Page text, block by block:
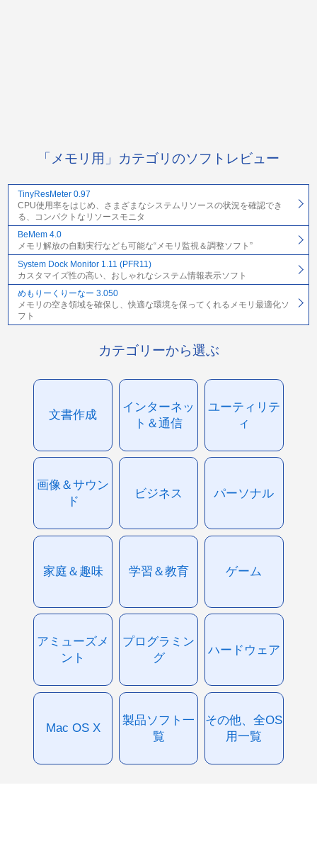
「メモリ用」カテゴリのソフトレビュー
TinyResMeter 0.97
CPU使用率をはじめ、さまざまなシステムリソースの状況を確認でき
る、コンパクトなリソースモニタ
BeMem 4.0
メモリ解放の自動実行なども可能な“メモリ監視＆調整ソフト”
System Dock Monitor 1.11 (PFR11)
カスタマイズ性の高い、おしゃれなシステム情報表示ソフト
めもりーくりーなー 3.050
メモリの空き領域を確保し、快適な環境を保ってくれるメモリ最適化ソ
フト
カテゴリーから選ぶ
文書作成
インターネッ
ト＆通信
ユーティリテ
ィ
画像＆サウン
ド
ビジネス パーソナル
家庭＆趣味 学習＆教育 ゲーム
アミューズメ
ント
プログラミン
グ
ハードウェア
Mac OS X
製品ソフト一
覧
その他、全OS
用一覧